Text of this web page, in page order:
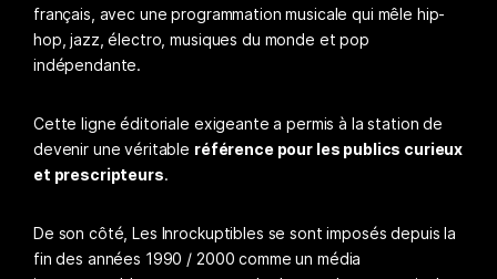
français, avec une programmation musicale qui mêle hip-
hop, jazz, électro, musiques du monde et pop
indépendante.
Cette ligne éditoriale exigeante a permis à la station de
devenir une véritable référence pour les publics curieux
et prescripteurs.
De son côté, Les Inrockuptibles se sont imposés depuis la
fin des années 1990 / 2000 comme un média